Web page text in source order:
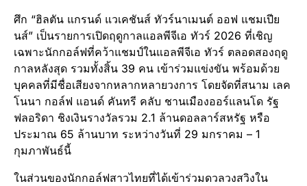
ศึก “ฮิลตัน แกรนด์ แวเคชันส์ ทัวร์นาเมนต์ ออฟ แชมเปีย
นส์” เป็นรายการเปิดฤดูกาลแอลพีจีเอ ทัวร์ 2026 ที่เชิญ
เฉพาะนักกอล์ฟที่คว้าแชมป์ในแอลพีจีเอ ทัวร์ ตลอดสองฤดู
กาลหลังสุด รวมทั้งสิ้น 39 คน เข้าร่วมแข่งขัน พร้อมด้วย
บุคคลที่มีชื่อเสียงจากหลากหลายวงการ โดยจัดที่สนาม เลค
โนนา กอล์ฟ แอนด์ คันทรี คลับ ชานเมืองออร์แลนโด รัฐ
ฟลอริดา ชิงเงินรางวัลรวม 2.1 ล้านดอลลาร์สหรัฐ หรือ
ประมาณ 65 ล้านบาท ระหว่างวันที่ 29 มกราคม – 1
กุมภาพันธ์นี้
ในส่วนของนักกอล์ฟสาวไทยที่ได้เข้าร่วมดวลวงสวิงใน